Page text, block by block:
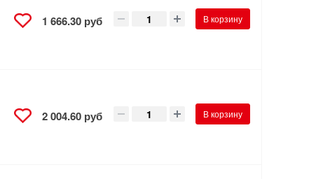
1 666.30 руб В корзину
2 004.60 руб В корзину